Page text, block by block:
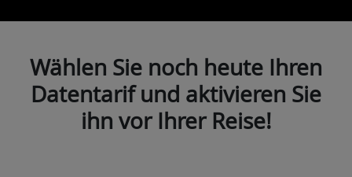
Wählen Sie noch heute Ihren
Datentarif und aktivieren Sie
ihn vor Ihrer Reise!